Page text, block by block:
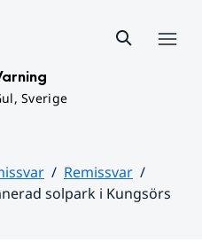
Sverige
Remissvar
solpark i Kungsörs